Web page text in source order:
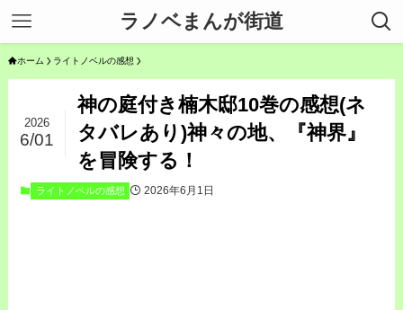
ラノベまんが街道
ホーム ライトノベルの感想
神の庭付き楠木邸10巻の感想(ネ
タバレあり)神々の地、『神界』
を冒険する！
2026
6/01
ライトノベルの感想 2026年6月1日